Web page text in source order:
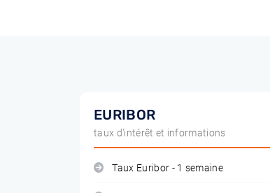
EURIBOR
taux d'intérêt et informations
Taux Euribor - 1 semaine